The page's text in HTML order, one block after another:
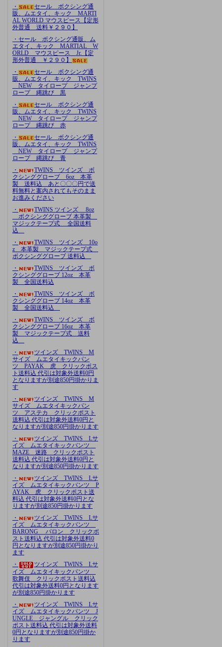
・
セール ボクシング通
販、ムエタイ、キック MARTI
AL WORLD マウスピース【定形
外普通 送料￥２９０】
・セール ボクシング通販、ム
エタイ、キック MARTIAL W
ORLD マウスピース Jr.【定
形外普通 ￥２９０】
・
セール ボクシング通
販、ムエタイ、キック TWINS
NEW タイロープ ジャンプ
ロープ 縄跳び 黒
・
セール ボクシング通
販、ムエタイ、キック TWINS
NEW タイロープ ジャンプ
ロープ 縄跳び 赤
・
セール ボクシング通
販、ムエタイ、キック TWINS
NEW タイロープ ジャンプ
ロープ 縄跳び 青
・
TWINS ツインズ ボ
クシンググローブ 6oz 本革
製 送料込 あと〇〇〇円で送
料無料と案内されてもそのまま
お進みください
・
TWINS ツインズ 8oz
ボクシンググローブ 本革製
マジックテープ式 全国送料
込
・
TWINS ツインズ 10o
z 本革製 マジックテープ式
ボクシンググローブ 送料込
・
TWINS ツインズ ボ
クシンググローブ 12oz 本革
製 全国送料込
・
TWINS ツインズ ボ
クシンググローブ 14oz 本革
製 全国送料込
・
TWINS ツインズ ボ
クシンググローブ 16oz 本革
製 マジックテープ式 送料
込
・
ツインズ TWINS M
サイズ ムエタイキックパン
ツ PAYAK 虎 クリックポス
ト送料込 代引は対象外送料0円
となりますが別途850円掛かりま
す
・
ツインズ TWINS M
サイズ ムエタイキックパン
ツ アステカ クリックポスト
送料込 代引は対象外送料0円と
なりますが別途850円掛かります
・
ツインズ TWINS Lサ
イズ ムエタイキックパンツ
MAZE 迷路 クリックポスト
送料込 代引は対象外送料0円と
なりますが別途850円掛かります
・
ツインズ TWINS Lサ
イズ ムエタイキックパンツ P
AYAK 虎 クリックポスト送
料込 代引は対象外送料0円とな
りますが別途850円掛かります
・
ツインズ TWINS Lサ
イズ ムエタイキックパンツ
BARONG バロン クリックポ
スト送料込 代引は対象外送料0
円となりますが別途850円掛かり
ます
・
ツインズ TWINS Lサ
イズ ムエタイキックパンツ
歌舞伎 クリックポスト送料込
代引は対象外送料0円となります
が別途850円掛かります
・
ツインズ TWINS Lサ
イズ ムエタイキックパンツ J
UNGLE ジャングル クリック
ポスト送料込 代引は対象外送料
0円となりますが別途850円掛か
ります